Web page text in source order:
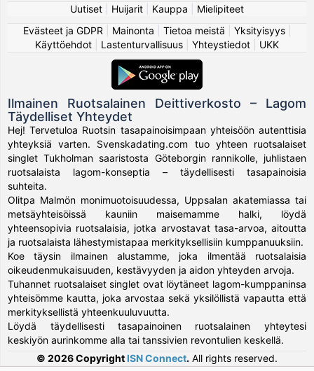
Uutiset Huijarit Kauppa
Mielipiteet
Evästeet ja GDPR
Mainonta Tietoa meistä Yksityisyys|
Käyttöehdot
Lastenturvallisuus Yhteystiedot UKK
Ilmainen Ruotsalainen Deittiverkosto – Lagom
Täydelliset Yhteydet
Hej! Tervetuloa Ruotsin tasapainoisimpaan yhteisöön autenttisia
yhteyksiä varten. Svenskadating.com tuo yhteen ruotsalaiset
singlet Tukholman saaristosta Göteborgin rannikolle, juhlistaen
ruotsalaista lagom-konseptia – täydellisesti tasapainoisia
suhteita.
Olitpa Malmön monimuotoisuudessa, Uppsalan akatemiassa tai
metsäyhteisöissä kauniin maisemamme halki, löydä
yhteensopivia ruotsalaisia, jotka arvostavat tasa-arvoa, aitoutta
ja ruotsalaista lähestymistapaa merkityksellisiin kumppanuuksiin.
Koe täysin ilmainen alustamme, joka ilmentää ruotsalaisia
oikeudenmukaisuuden, kestävyyden ja aidon yhteyden arvoja.
Tuhannet ruotsalaiset singlet ovat löytäneet lagom-kumppaninsa
yhteisömme kautta, joka arvostaa sekä yksilöllistä vapautta että
merkityksellistä yhteenkuuluvuutta.
Löydä täydellisesti tasapainoinen ruotsalainen yhteytesi
keskiyön aurinkomme alla tai tanssivien revontulien keskellä.
© 2026 Copyright ISN Connect. All rights reserved.